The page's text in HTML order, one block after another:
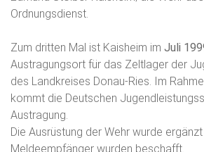
Ordnungsdienst.
Zum dritten Mal ist Kaisheim im Juli
Austragungsort für das Zeltlager der
des Landkreises Donau-Ries. Im
kommt die Deutschen
Austragung.
Die Ausrüstung der Wehr wurde
Meldeempfänger wurden beschafft.